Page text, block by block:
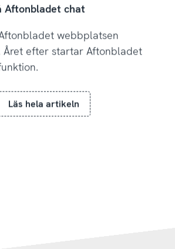
chat
webbplatsen
Året efter startar Aftonbladet
Läs hela artikeln